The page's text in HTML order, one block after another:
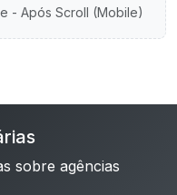
- Após Scroll (Mobile)
sobre agências